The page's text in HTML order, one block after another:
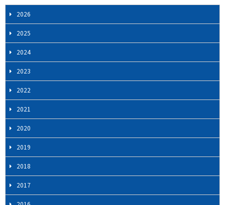
ナ
ビ
ゲ
ー
シ
ョ
ン
2026
2025
2024
2023
2022
2021
2020
2019
2018
2017